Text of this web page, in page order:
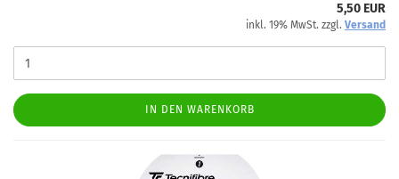
5,50 EUR
inkl. 19% MwSt. zzgl. Versand
IN DEN WARENKORB